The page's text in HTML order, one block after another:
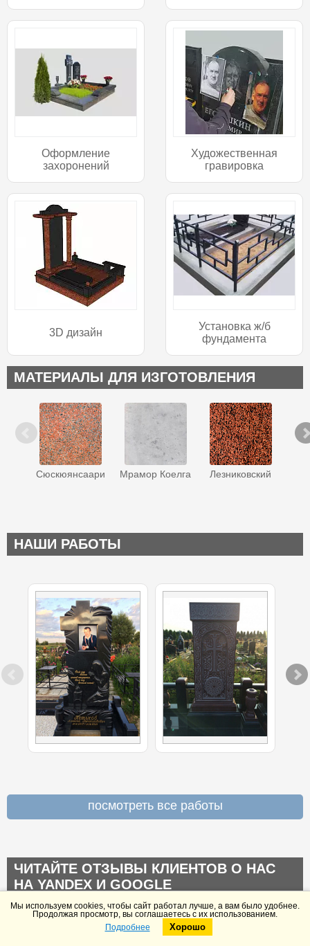
Оформление
захоронений
Художественная
гравировка
3D дизайн
Установка ж/б
фундамента
МАТЕРИАЛЫ ДЛЯ ИЗГОТОВЛЕНИЯ
Сюскюянсаари Мрамор Коелга Лезниковский
НАШИ РАБОТЫ
посмотреть все работы
ЧИТАЙТЕ ОТЗЫВЫ КЛИЕНТОВ О НАС
НА YANDEX И GOOGLE
Утрата близкого человека – это боль, скорбь, желание
увековечить память о нем, пронести ее сквозь года. Для
Telegram
Мы используем cookies, чтобы сайт работал лучше, а вам было удобнее.
Продолжая просмотр, вы соглашаетесь с их использованием.
Подробнее
Хорошо